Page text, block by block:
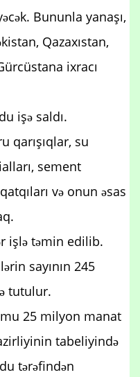
Bununla yanaşı,
Qazaxıstan,
ixracı
işə saldı.
qarışıqlar, su
sement
və onun əsas
işlə təmin edilib.
sayının 245
tutulur.
25 milyon manat
tabeliyində
tərəfindən